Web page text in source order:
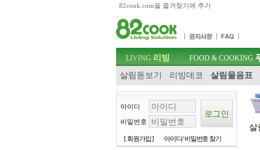
82cook.com을 즐겨찾기에 추가
주메뉴 바로가기
컨텐츠 바로가기
검색 바로가기
로그인 바로가기
주메뉴
LIVING 리빙
살림돋보기
리빙데코 살림물음표
FOOD & COOKING
아이디
비밀번호
[ 회원가입 ] 아이디/ 비밀번호 찾기
살